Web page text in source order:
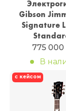
Gibson
Signature
775 000
В
с кейсом